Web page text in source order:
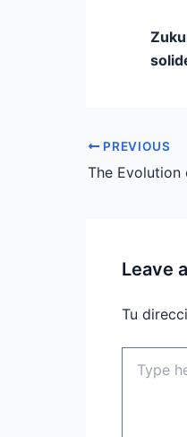
PREVIOUS
Leave
Tu
here..